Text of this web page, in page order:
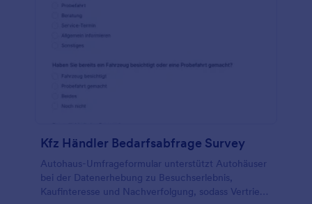
Kfz Händler Bedarfsabfrage Survey
Autohaus-Umfrageformular unterstützt Autohäuser
bei der Datenerhebung zu Besuchserlebnis,
Kaufinteresse und Nachverfolgung, sodass Vertrieb